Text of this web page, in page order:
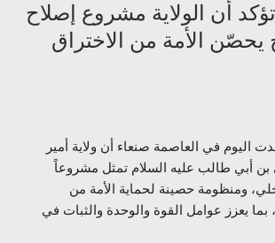
أن الولاية مشروع إصلاح
يحصّن الأمة من الاختراق
اليوم في العاصمة صنعاء أن ولاية أمير
بن أبي طالب عليه السلام تمثل مشروعاً
ومنظومة حصينة لحماية الأمة من
بما يعزز عوامل القوة والوحدة والثبات في